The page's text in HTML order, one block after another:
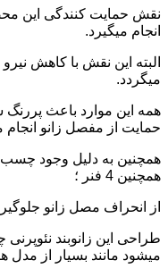
نقش حمایت کنندگی این
انجام میگیرد.
البته این نقش با کاهش
میگردد.
همه این موارد باعث پررنگ
حمایت از مفصل زانو انجام
همچنین به دلیل وجود
همچنین 4 فنر ؛
از انحراف مصل زانو
میشود مانند بسیار از مدل